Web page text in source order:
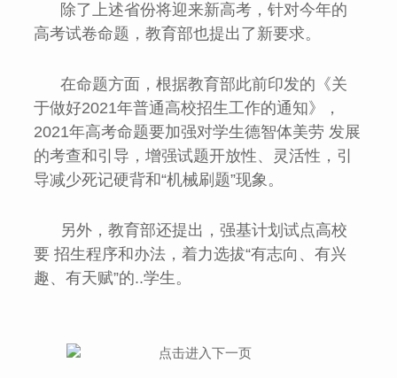
除了上述省份将迎来新高考，针对今年的
高考试卷命题，教育部也提出了新要求。
在命题方面，根据教育部此前印发的《关
于做好2021年普通高校招生工作的通知》，
2021年高考命题要加强对学生德智体美劳 发展
的考查和引导，增强试题开放性、灵活性，引
导减少死记硬背和“机械刷题”现象。
另外，教育部还提出，强基计划试点高校
要 招生程序和办法，着力选拔“有志向、有兴
趣、有天赋”的..学生。